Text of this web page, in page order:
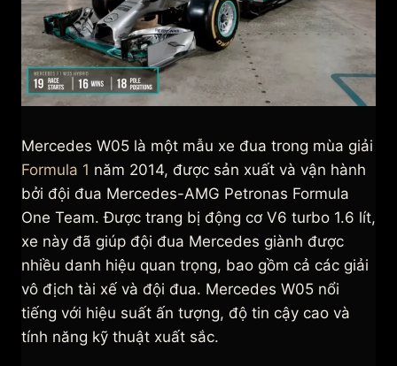
Mercedes W05 là một mẫu xe đua trong mùa giải
Formula 1 năm 2014, được sản xuất và vận hành
bởi đội đua Mercedes-AMG Petronas Formula
One Team. Được trang bị động cơ V6 turbo 1.6 lít,
xe này đã giúp đội đua Mercedes giành được
nhiều danh hiệu quan trọng, bao gồm cả các giải
vô địch tài xế và đội đua. Mercedes W05 nổi
tiếng với hiệu suất ấn tượng, độ tin cậy cao và
tính năng kỹ thuật xuất sắc.